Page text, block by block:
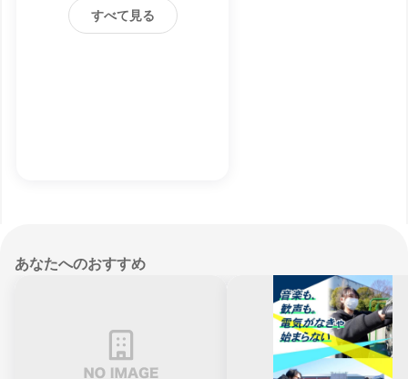
すべて見る
あなたへのおすすめ